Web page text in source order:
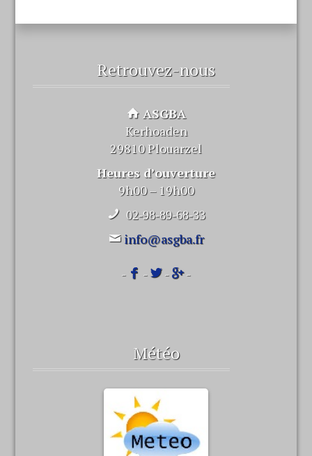
Retrouvez-nous
ASGBA
Kerhoaden
29810 Plouarzel
Heures d’ouverture
9h00 – 19h00
02-98-89-68-33
info@asgba.fr
- - - -
Météo